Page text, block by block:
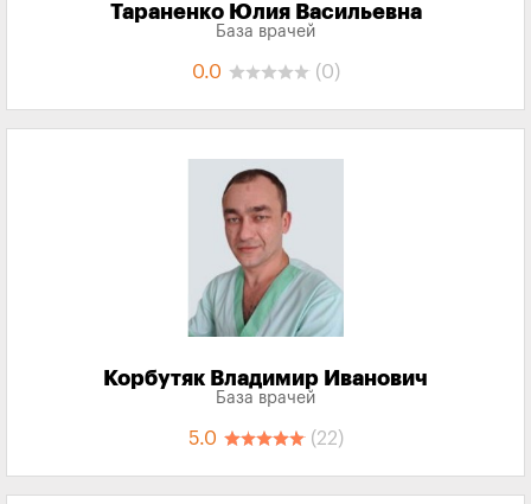
Тараненко Юлия Васильевна
База врачей
0.0 (0)
Корбутяк Владимир Иванович
База врачей
5.0 (22)